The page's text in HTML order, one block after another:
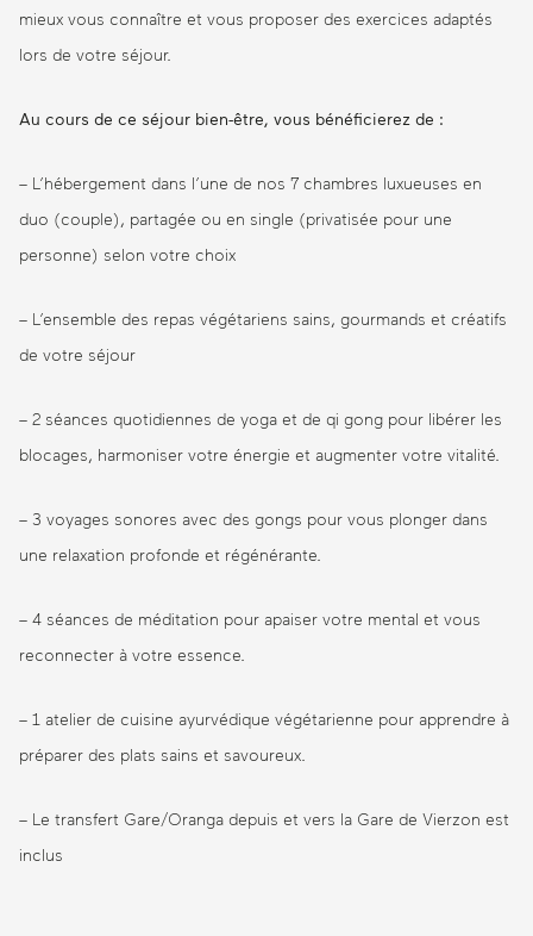
mieux vous connaître et vous proposer des exercices adaptés
lors de votre séjour.
Au cours de ce séjour bien-être, vous bénéficierez de :
– L’hébergement dans l’une de nos 7 chambres luxueuses en
duo (couple), partagée ou en single (privatisée pour une
personne) selon votre choix
– L’ensemble des repas végétariens sains, gourmands et créatifs
de votre séjour
– 2 séances quotidiennes de yoga et de qi gong pour libérer les
blocages, harmoniser votre énergie et augmenter votre vitalité.
– 3 voyages sonores avec des gongs pour vous plonger dans
une relaxation profonde et régénérante.
– 4 séances de méditation pour apaiser votre mental et vous
reconnecter à votre essence.
– 1 atelier de cuisine ayurvédique végétarienne pour apprendre à
préparer des plats sains et savoureux.
– Le transfert Gare/Oranga depuis et vers la Gare de Vierzon est
inclus